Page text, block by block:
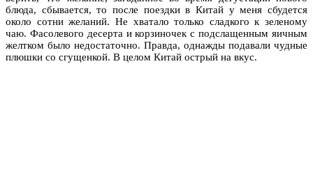
блюда, сбывается, то после поездки в Китай у меня сбудется
около сотни желаний. Не хватало только сладкого к зеленому
чаю. Фасолевого десерта и корзиночек с подслащенным яичным
желтком было недостаточно. Правда, однажды подавали чудные
плюшки со сгущенкой. В целом Китай острый на вкус.